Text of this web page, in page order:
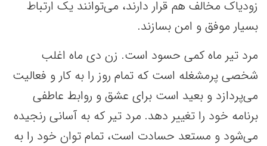
زودیاک مخالف هم قرار دارند، می‌توانند یک ارتباط
بسیار موفق و امن بسازند.
مرد تیر ماه کمی حسود است. زن دی ماه اغلب
شخصی پرمشغله است که تمام روز را به کار و فعالیت
می‌پردازد و بعید است برای عشق و روابط عاطفی
برنامه خود را تغییر دهد. مرد تیر که به آسانی رنجیده
می‌شود و مستعد حسادت است، تمام توان خود را به